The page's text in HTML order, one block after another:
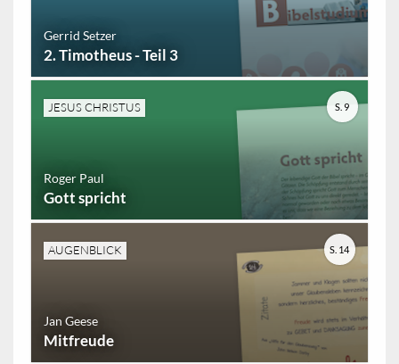
Gerrid Setzer
2. Timotheus - Teil 3
JESUS CHRISTUS
Roger Paul
Gott spricht
S. 9
AUGENBLICK
Jan Geese
Mitfreude
S. 14